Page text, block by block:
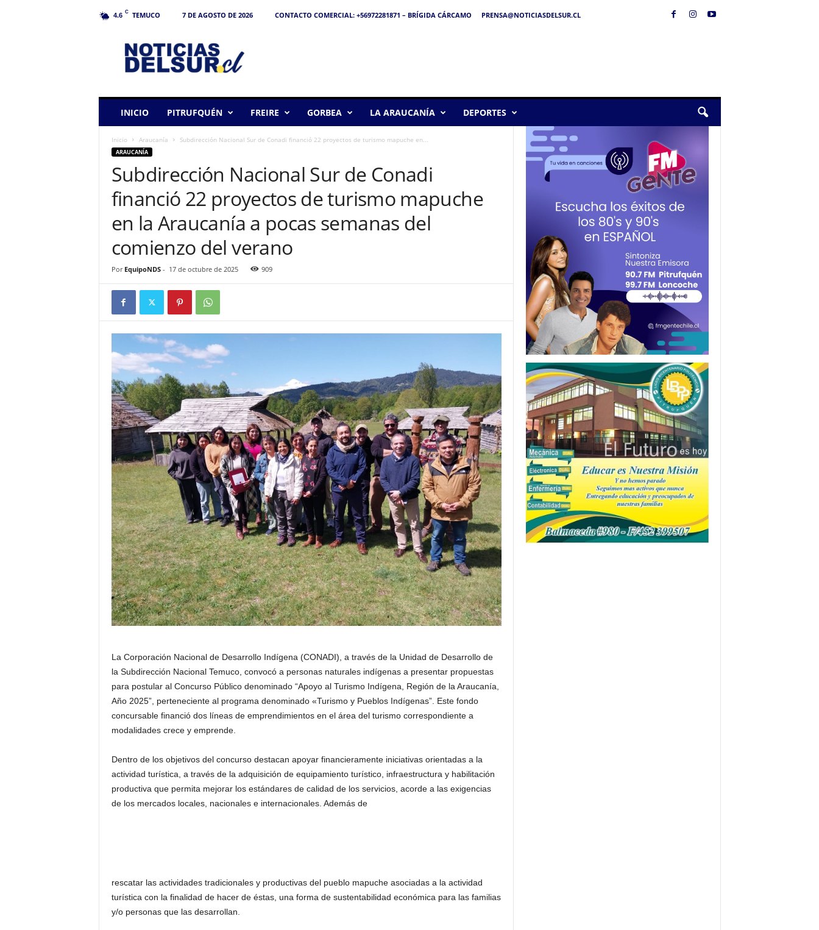
4.6 C TEMUCO 7 DE AGOSTO DE 2026 CONTACTO COMERCIAL: +56972281871 – BRÍGIDA CÁRCAMO
PRENSA@NOTICIASDELSUR.CL
INICIO PITRUFQUÉN FREIRE GORBEA LA ARAUCANÍA DEPORTES
Inicio Araucanía Subdirección Nacional Sur de Conadi financió 22 proyectos de turismo mapuche en...
ARAUCANÍA
Subdirección Nacional Sur de Conadi
financió 22 proyectos de turismo mapuche
en la Araucanía a pocas semanas del
comienzo del verano
Por EquipoNDS- 17 de octubre de 2025 909
La Corporación Nacional de Desarrollo Indígena (CONADI), a través de la Unidad de Desarrollo de
la Subdirección Nacional Temuco, convocó a personas naturales indígenas a presentar propuestas
para postular al Concurso Público denominado “Apoyo al Turismo Indígena, Región de la Araucanía,
Año 2025”, perteneciente al programa denominado «Turismo y Pueblos Indígenas”. Este fondo
concursable financió dos líneas de emprendimientos en el área del turismo correspondiente a
modalidades crece y emprende.
Dentro de los objetivos del concurso destacan apoyar financieramente iniciativas orientadas a la
actividad turística, a través de la adquisición de equipamiento turístico, infraestructura y habilitación
productiva que permita mejorar los estándares de calidad de los servicios, acorde a las exigencias
de los mercados locales, nacionales e internacionales. Además de
rescatar las actividades tradicionales y productivas del pueblo mapuche asociadas a la actividad
turística con la finalidad de hacer de éstas, una forma de sustentabilidad económica para las familias
y/o personas que las desarrollan.